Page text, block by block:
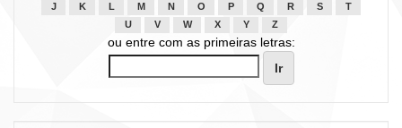
J
K L M N O P Q R S
T
U
V W X Y Z
ou entre com as primeiras letras: